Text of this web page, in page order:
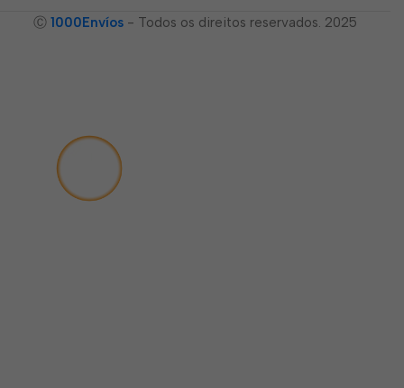
Ⓒ 1000Envíos - Todos os direitos reservados. 2025